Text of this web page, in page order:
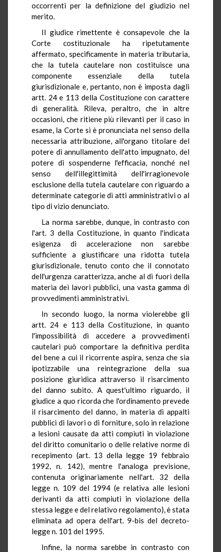
occorrenti per la definizione del giudizio nel
merito.
Il giudice rimettente è consapevole che la
Corte costituzionale ha ripetutamente
affermato, specificamente in materia tributaria,
che la tutela cautelare non costituisce una
componente essenziale della tutela
giurisdizionale e, pertanto, non è imposta dagli
artt. 24 e 113 della Costituzione con carattere
di generalità. Rileva, peraltro, che in altre
occasioni, che ritiene più rilevanti per il caso in
esame, la Corte si è pronunciata nel senso della
necessaria attribuzione, all'organo titolare del
potere di annullamento dell'atto impugnato, del
potere di sospenderne l'efficacia, nonché nel
senso dell'illegittimità dell'irragionevole
esclusione della tutela cautelare con riguardo a
determinate categorie di atti amministrativi o al
tipo di vizio denunciato.
La norma sarebbe, dunque, in contrasto con
l'art. 3 della Costituzione, in quanto l'indicata
esigenza di accelerazione non sarebbe
sufficiente a giustificare una ridotta tutela
giurisdizionale, tenuto conto che il connotato
dell'urgenza caratterizza, anche al di fuori della
materia dei lavori pubblici, una vasta gamma di
provvedimenti amministrativi.
In secondo luogo, la norma violerebbe gli
artt. 24 e 113 della Costituzione, in quanto
l'impossibilità di accedere a provvedimenti
cautelari può comportare la definitiva perdita
del bene a cui il ricorrente aspira, senza che sia
ipotizzabile una reintegrazione della sua
posizione giuridica attraverso il risarcimento
del danno subito. A quest'ultimo riguardo, il
giudice a quo ricorda che l'ordinamento prevede
il risarcimento del danno, in materia di appalti
pubblici di lavori o di forniture, solo in relazione
a lesioni causate da atti compiuti in violazione
del diritto comunitario o delle relative norme di
recepimento (art. 13 della legge 19 febbraio
1992, n. 142), mentre l'analoga previsione,
contenuta originariamente nell'art. 32 della
legge n. 109 del 1994 (e relativa alle lesioni
derivanti da atti compiuti in violazione della
stessa legge e del relativo regolamento), è stata
eliminata ad opera dell'art. 9-bis del decreto-
legge n. 101 del 1995.
Infine, la norma sarebbe in contrasto con